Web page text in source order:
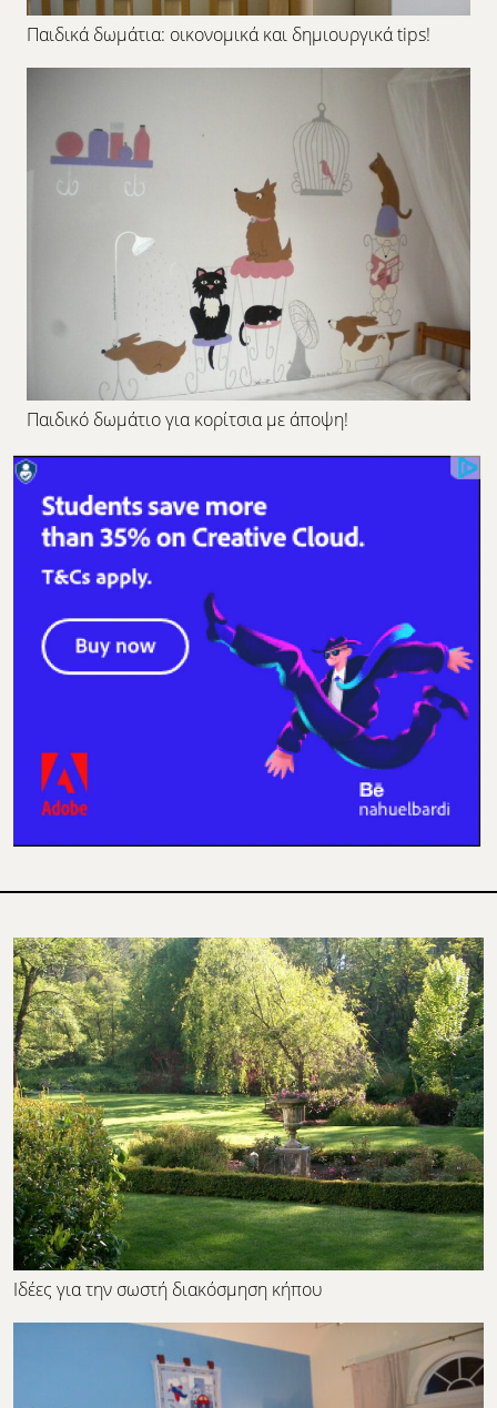
Παιδικά δωμάτια: οικονομικά και δημιουργικά tips!
Παιδικό δωμάτιο για κορίτσια με άποψη!
Ιδέες για την σωστή διακόσμηση κήπου